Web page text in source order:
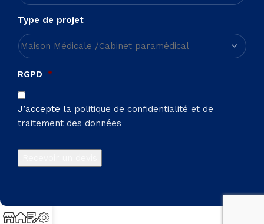
Type de projet
RGPD *
J’accepte la politique de confidentialité et de
traitement des données